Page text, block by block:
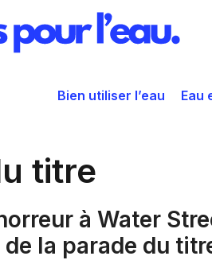
Bien utiliser l’eau Eau
titre
à Water
de la parade du